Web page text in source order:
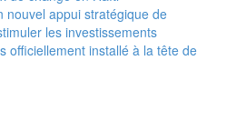
nouvel appui stratégique de
les investissements
officiellement installé à la tête de